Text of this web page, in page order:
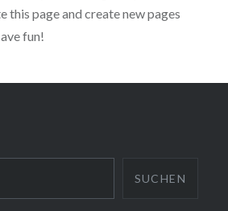
this page and create new pages
fun!
SUCHEN